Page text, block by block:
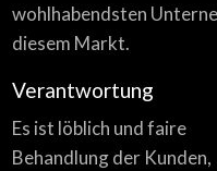
wohlhabendsten
diesem Markt.
Verantwortung
Es ist löblich und faire
Behandlung der Kunden,